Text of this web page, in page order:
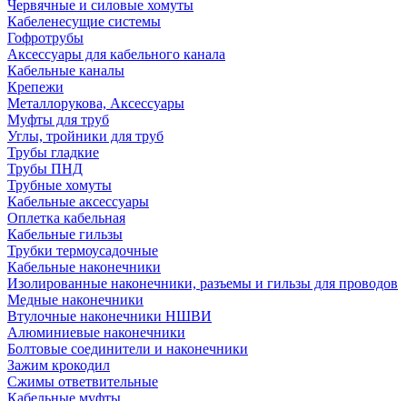
Червячные и силовые хомуты
Кабеленесущие системы
Гофротрубы
Аксессуары для кабельного канала
Кабельные каналы
Крепежи
Металлорукова, Аксессуары
Муфты для труб
Углы, тройники для труб
Трубы гладкие
Трубы ПНД
Трубные хомуты
Кабельные аксессуары
Оплетка кабельная
Кабельные гильзы
Трубки термоусадочные
Кабельные наконечники
Изолированные наконечники, разъемы и гильзы для проводов
Медные наконечники
Втулочные наконечники НШВИ
Алюминиевые наконечники
Болтовые соединители и наконечники
Зажим крокодил
Сжимы ответвительные
Кабельные муфты